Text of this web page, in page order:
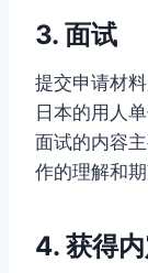
3. 面试
提交申请材
日本的用人
面试的内容
作的理解和期
4. 获得